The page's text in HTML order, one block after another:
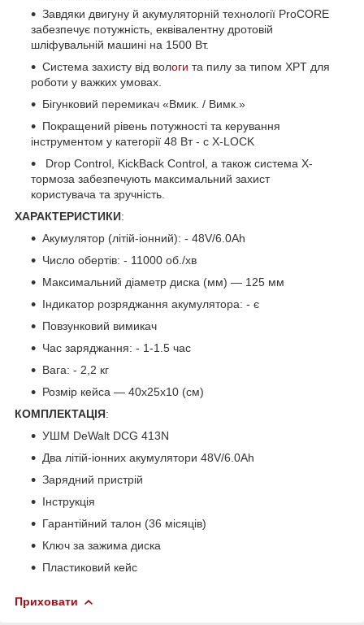
Завдяки двигуну й акумуляторній технології ProCORE
забезпечує потужність, еквівалентну дротовій
шліфувальній машині на 1500 Вт.
Система захисту від вологи та пилу за типом XPT для
роботи у важких умовах.
Бігунковий перемикач «Вмик. / Вимк.»
Покращений рівень потужності та керування
інструментом у категорії 48 Вт - с X-LOCK
Drop Control, KickBack Control, а також система X-
тормоза забезпечують максимальний захист
користувача та зручність.
ХАРАКТЕРИСТИКИ:
Акумулятор (літій-іонний): - 48V/6.0Ah
Число обертів: - 11000 об./хв
Максимальний діаметр диска (мм) — 125 мм
Індикатор розряджання акумулятора: - є
Повзунковий вимикач
Час заряджання: - 1-1.5 час
Вага: - 2,2 кг
Розмір кейса — 40х25х10 (см)
КОМПЛЕКТАЦІЯ:
УШМ DeWalt DCG 413N
Два літій-іонних акумулятори 48V/6.0Ah
Зарядний пристрій
Інструкція
Гарантійний талон (36 місяців)
Ключ за зажима диска
Пластиковий кейс
Приховати